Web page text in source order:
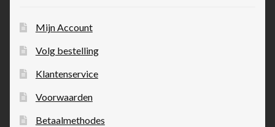
Mijn Account
Volg bestelling
Klantenservice
Voorwaarden
Betaalmethodes